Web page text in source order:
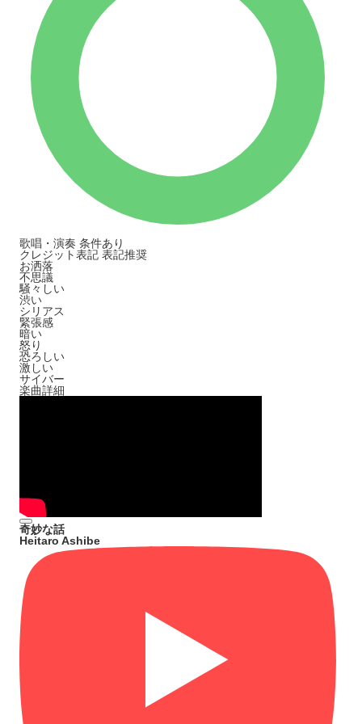
歌唱・演奏 条件あり
クレジット表記 表記推奨
お洒落
不思議
騒々しい
渋い
シリアス
緊張感
暗い
怒り
恐ろしい
激しい
サイバー
楽曲詳細
奇妙な話
Heitaro Ashibe